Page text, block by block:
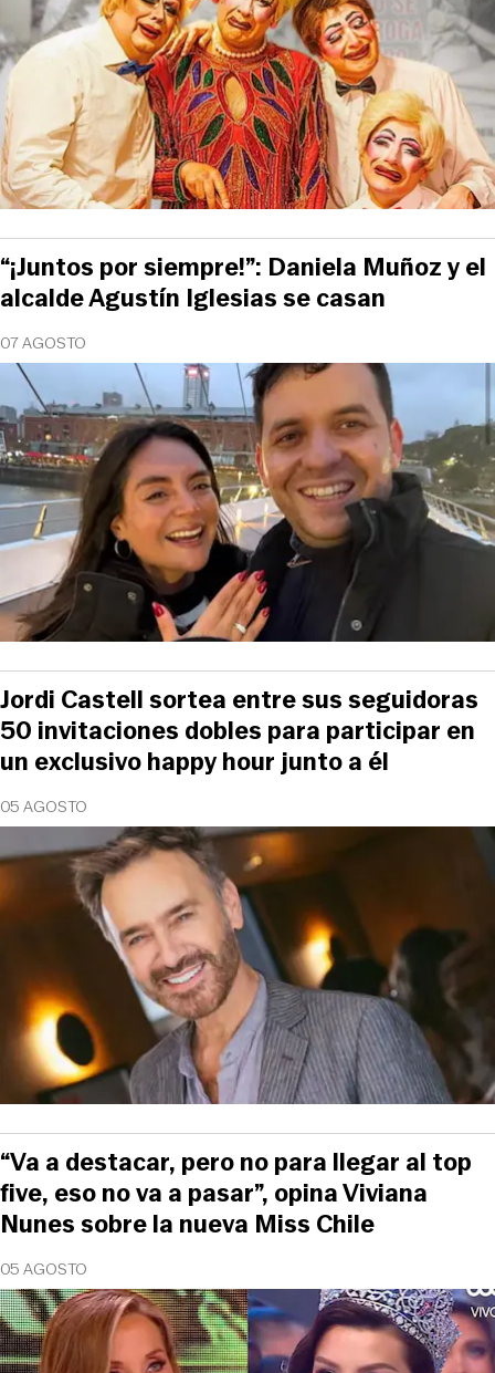
07 AGOSTO
“¡Juntos por siempre!”: Daniela Muñoz y el
alcalde Agustín Iglesias se casan
05 AGOSTO
Jordi Castell sortea entre sus seguidoras
50 invitaciones dobles para participar en
un exclusivo happy hour junto a él
05 AGOSTO
“Va a destacar, pero no para llegar al top
five, eso no va a pasar”, opina Viviana
Nunes sobre la nueva Miss Chile